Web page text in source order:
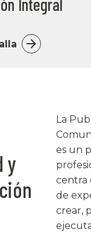
Integral
y
La
es un
centra
de
crear,